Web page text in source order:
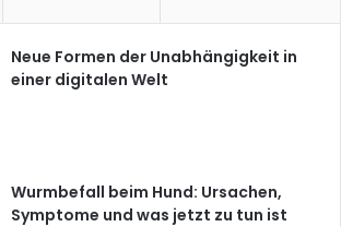
Neue Formen der Unabhängigkeit in
einer digitalen Welt
Wurmbefall beim Hund: Ursachen,
Symptome und was jetzt zu tun ist